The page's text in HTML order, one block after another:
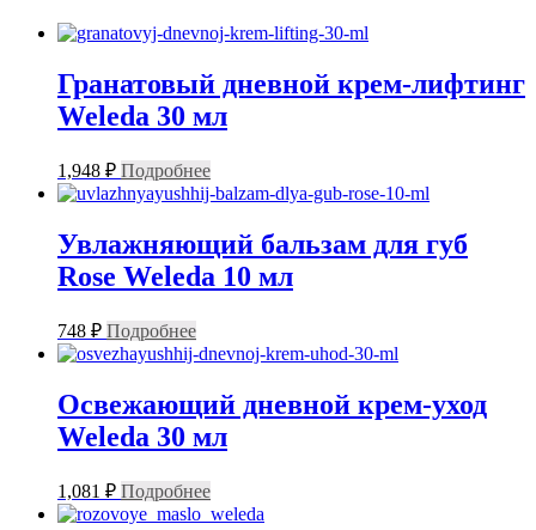
Гранатовый дневной крем-лифтинг
Weleda 30 мл
1,948 ₽ Подробнее
Увлажняющий бальзам для губ
Rose Weleda 10 мл
748 ₽ Подробнее
Освежающий дневной крем-уход
Weleda 30 мл
1,081 ₽ Подробнее